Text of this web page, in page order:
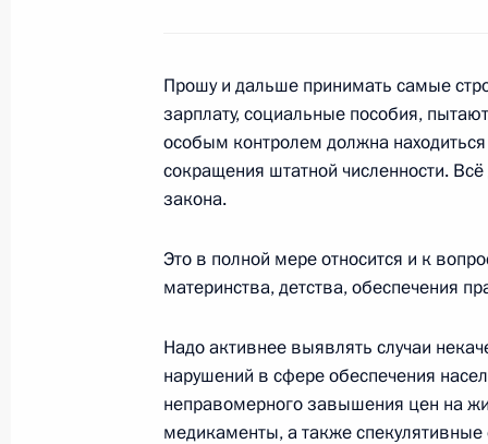
3 марта 2016 года, четверг
Наговицыным
3 марта 2016 года, 15:50 Московская
Рабочая встреча с главой
оолом
Прошу и дальше принимать самые
зарплату, социальные пособия,
особым контролем должна
сокращения штатной численности.
закона.
Это в полной мере относится и к
материнства, детства, обеспечения
Надо активнее выявлять случаи
нарушений в сфере обеспечения
неправомерного завышения цен на
медикаменты, а также спекулятивные